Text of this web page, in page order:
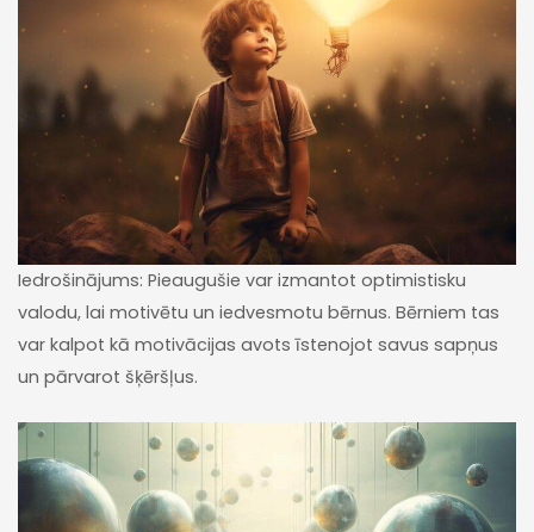
Iedrošinājums: Pieaugušie var izmantot optimistisku
valodu, lai motivētu un iedvesmotu bērnus. Bērniem tas
var kalpot kā motivācijas avots īstenojot savus sapņus
un pārvarot šķēršļus.